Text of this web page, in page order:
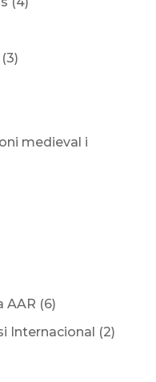
(3)
medieval i
AAR (6)
Internacional (2)